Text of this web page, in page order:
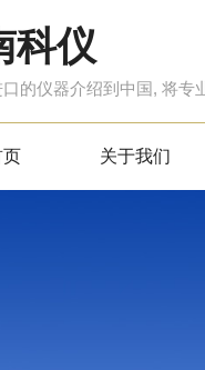
科仪
的仪器介绍到中国, 将专
页 关于我们